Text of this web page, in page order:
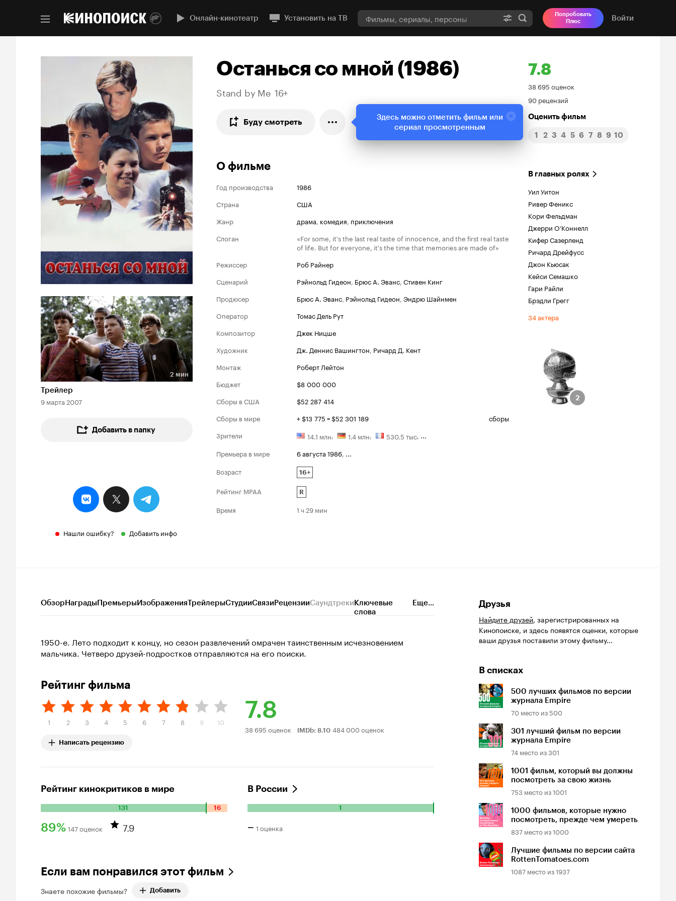
Онлайн-кинотеатр Установить на ТВ
Попробовать
Плюс
Войти
Длительность 2 мин
2 мин
Трейлер
9 марта 2007
Добавить в папку
Нашли ошибку? Добавить инфо
Останься со мной (1986)
Stand by Me 16+
Буду смотреть
7.8
Рейтинг
Кинопоиска
7.8
38 695 оценок
90 рецензий
Оценить фильм
1 2 3 4 5 6 7 8 9 10
О фильме
Год производства
1986
Страна
США
Жанр
драма, комедия, приключения
Слоган
«For some, it's the last real taste of innocence, and the first real taste
of life. But for everyone, it's the time that memories are made of»
Режиссер
Роб Райнер
Сценарий
Рэйнольд Гидеон, Брюс А. Эванс, Стивен Кинг
Продюсер
Брюс А. Эванс, Рэйнольд Гидеон, Эндрю Шайнмен
Оператор
Томас Дель Рут
Композитор
Джек Ницше
Художник
Дж. Деннис Вашингтон, Ричард Д. Кент
Монтаж
Роберт Лейтон
Бюджет
$8 000 000
Сборы в США
$52 287 414
Сборы в мире
+ $13 775 = $52 301 189
сборы
Зрители
14.1 млн, 1.4 млн, 530.5 тыс, ...
Премьера в мире
6 августа 1986
Возраст
16+
Рейтинг MPAA R
Время 1 ч 29 мин
В главных ролях
Уил Уитон
Ривер Феникс
Кори Фельдман
Джерри О’Коннелл
Кифер Сазерленд
Ричард Дрейфусс
Джон Кьюсак
Кейси Семашко
Гари Райли
Брэдли Грегг
34 актера
2
Золотой глобус
2
ОбзорНаградыПремьерыИзображенияТрейлерыСтудииСвязиРецензииСаундтрекиКлючевые
слова
Еще...
1950-е. Лето подходит к концу, но сезон развлечений омрачен таинственным исчезновением
мальчика. Четверо друзей-подростков отправляются на его поиски.
Рейтинг фильма
1 2 3 4 5 6 7 8 9 10
Написать рецензию
7.8
Рейтинг
7.8
38 695 оценок IMDb: 8.10 484 000 оценок
Рейтинг кинокритиков в мире
131 16
Количество
положительных
оценок:
оценок:
89%
89%
147 оценок 7.9
В России
1
Количество
оценок:
– 1 оценка
Если вам понравился этот фильм
Знаете похожие фильмы? Добавить
Друзья
Найдите друзей, зарегистрированных на
Кинопоиске, и здесь появятся оценки, которые
ваши друзья поставили этому фильму...
В списках
500 лучших фильмов по версии
журнала Empire
70 место из 500
301 лучший фильм по версии
журнала Empire
74 место из301
1001 фильм, который вы должны
посмотреть за свою жизнь
753 место из1001
1000 фильмов, которые нужно
посмотреть, прежде чем умереть
837 место из1000
Лучшие фильмы по версии сайта
RottenTomatoes.com
1087 место из1937
Здесь можно отметить фильм или
сериал просмотренным